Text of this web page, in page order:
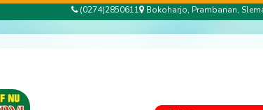
(0274)2850611 Bokoharjo, Prambanan,